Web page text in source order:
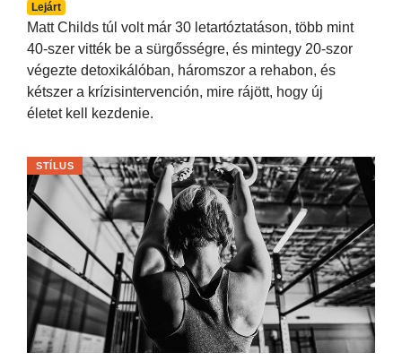
Lejárt
Matt Childs túl volt már 30 letartóztatáson, több mint
40-szer vitték be a sürgősségre, és mintegy 20-szor
végezte detoxikálóban, háromszor a rehabon, és
kétszer a krízisintervención, mire rájött, hogy új
életet kell kezdenie.
STÍLUS